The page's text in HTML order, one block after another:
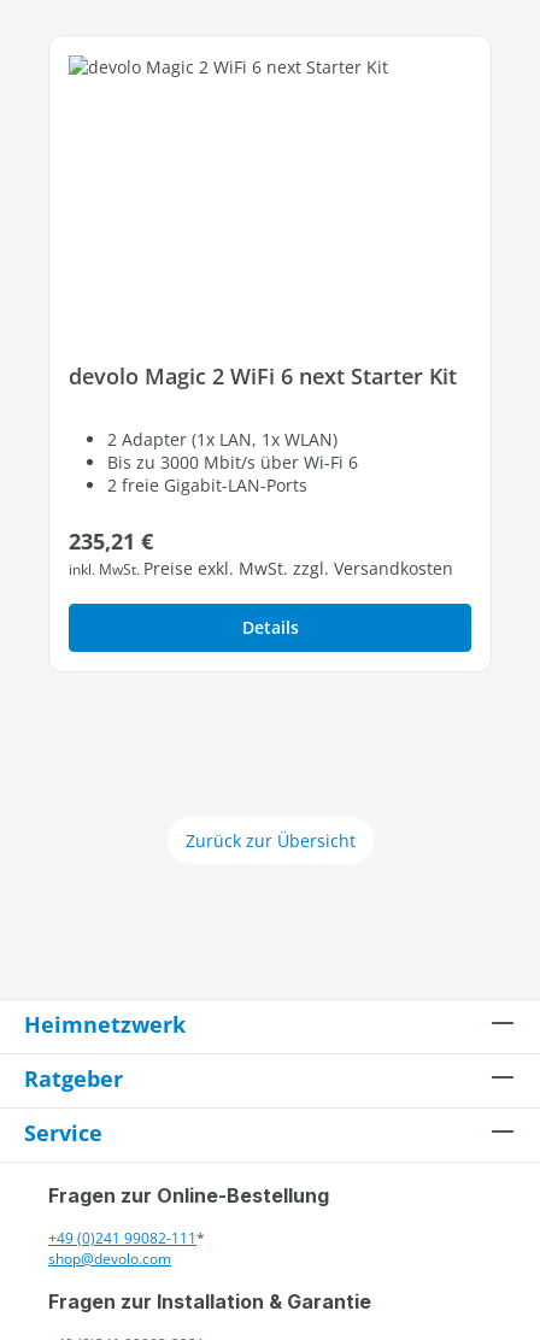
devolo Magic 2 WiFi 6 next Starter Kit
2 Adapter (1x LAN, 1x WLAN)
Bis zu 3000 Mbit/s über Wi-Fi 6
2 freie Gigabit-LAN-Ports
Regulärer Preis:
235,21 €
inkl. MwSt. Preise exkl. MwSt. zzgl. Versandkosten
Details
Zurück zur Übersicht
Heimnetzwerk
Ratgeber
Service
Fragen zur Online-Bestellung
+49 (0)241 99082-111*
shop@devolo.com
Fragen zur Installation & Garantie